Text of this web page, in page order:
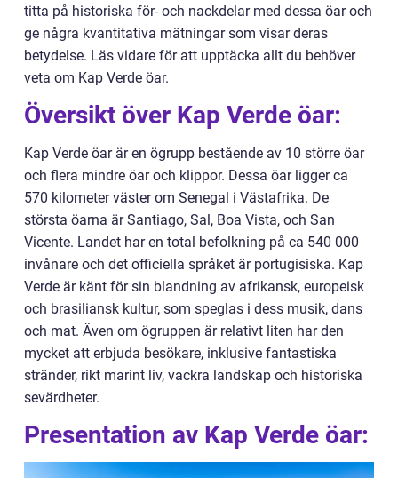
titta på historiska för- och nackdelar med dessa öar och
ge några kvantitativa mätningar som visar deras
betydelse. Läs vidare för att upptäcka allt du behöver
veta om Kap Verde öar.
Översikt över Kap Verde öar:
Kap Verde öar är en ögrupp bestående av 10 större öar
och flera mindre öar och klippor. Dessa öar ligger ca
570 kilometer väster om Senegal i Västafrika. De
största öarna är Santiago, Sal, Boa Vista, och San
Vicente. Landet har en total befolkning på ca 540 000
invånare och det officiella språket är portugisiska. Kap
Verde är känt för sin blandning av afrikansk, europeisk
och brasiliansk kultur, som speglas i dess musik, dans
och mat. Även om ögruppen är relativt liten har den
mycket att erbjuda besökare, inklusive fantastiska
stränder, rikt marint liv, vackra landskap och historiska
sevärdheter.
Presentation av Kap Verde öar: